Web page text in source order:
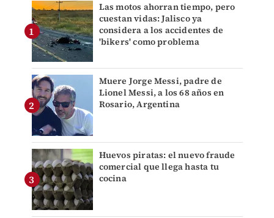
Las motos ahorran tiempo, pero
cuestan vidas: Jalisco ya
considera a los accidentes de
'bikers' como problema
Muere Jorge Messi, padre de
Lionel Messi, a los 68 años en
Rosario, Argentina
Huevos piratas: el nuevo fraude
comercial que llega hasta tu
cocina